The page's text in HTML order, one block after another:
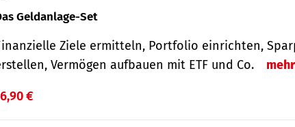
Geldanlage-Set
Ziele ermitteln, Portfolio einrichten,
Vermögen aufbauen mit ETF und Co.
mehr
€